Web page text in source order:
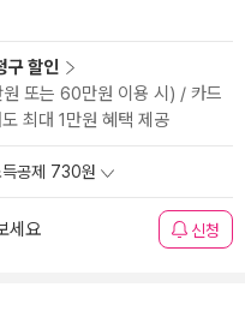
구 할인
또는 60만원 이용 시) / 카드
최대 1만원 혜택 제공
득공제 730원
세요 신청